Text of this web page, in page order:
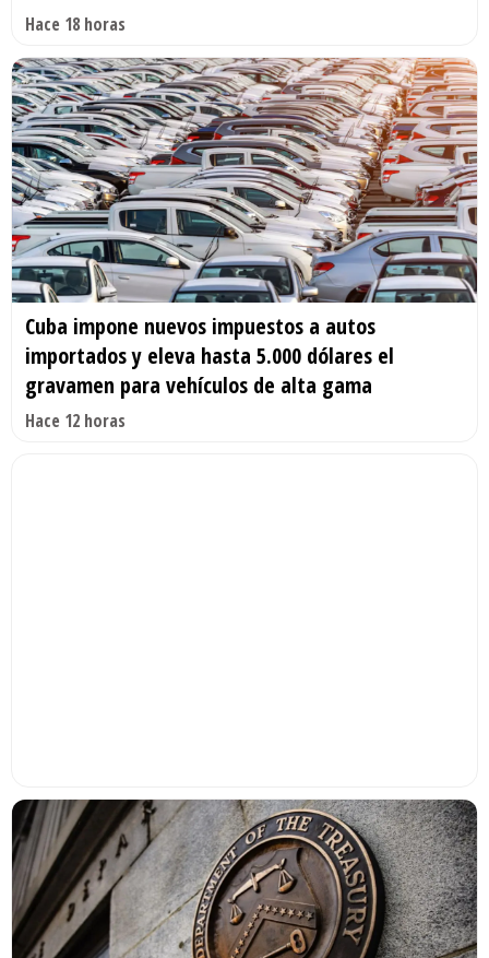
Hace 18 horas
Cuba impone nuevos impuestos a autos
importados y eleva hasta 5.000 dólares el
gravamen para vehículos de alta gama
Hace 12 horas